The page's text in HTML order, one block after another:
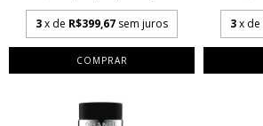
3x de R$399,67 sem juros
COMPRAR
3x de